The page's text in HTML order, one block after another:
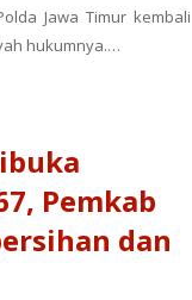
Jawa Timur kembali
hukumnya.…
Pemkab
dan